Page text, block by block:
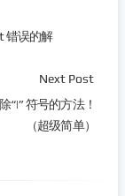
错误的解
Next Post
“|” 符号的方法！
（超级简单）